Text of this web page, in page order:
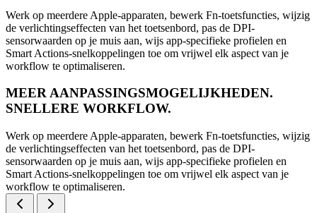
Werk op meerdere Apple-apparaten, bewerk Fn-toetsfuncties, wijzig
de verlichtingseffecten van het toetsenbord, pas de DPI-
sensorwaarden op je muis aan, wijs app-specifieke profielen en
Smart Actions-snelkoppelingen toe om vrijwel elk aspect van je
workflow te optimaliseren.
MEER AANPASSINGSMOGELIJKHEDEN.
SNELLERE WORKFLOW.
Werk op meerdere Apple-apparaten, bewerk Fn-toetsfuncties, wijzig
de verlichtingseffecten van het toetsenbord, pas de DPI-
sensorwaarden op je muis aan, wijs app-specifieke profielen en
Smart Actions-snelkoppelingen toe om vrijwel elk aspect van je
workflow te optimaliseren.